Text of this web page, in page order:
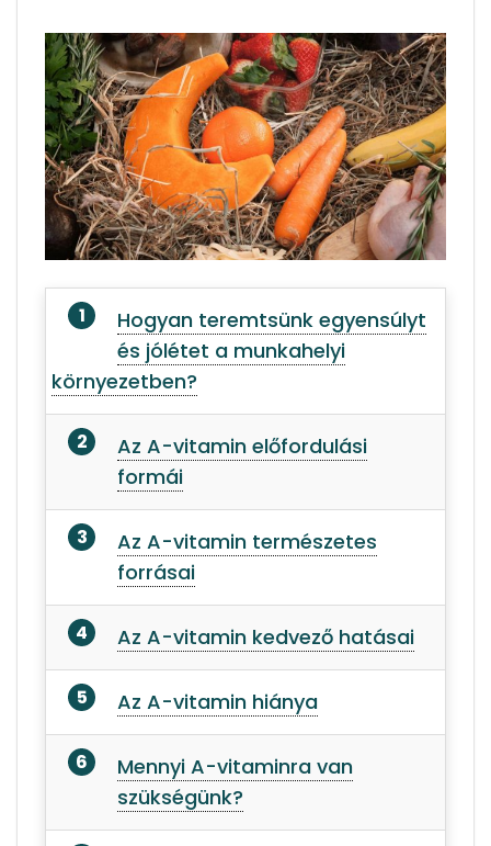
Hogyan teremtsünk egyensúlyt
és jólétet a munkahelyi
környezetben?
Az A-vitamin előfordulási
formái
Az A-vitamin természetes
forrásai
Az A-vitamin kedvező hatásai
Az A-vitamin hiánya
Mennyi A-vitaminra van
szükségünk?